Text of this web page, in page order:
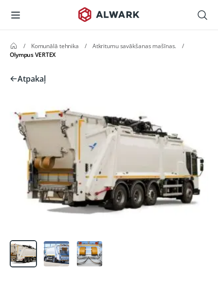
/ Komunālā tehnika / Atkritumu savākšanas mašīnas.
/
Olympus VERTEX
Atpakaļ